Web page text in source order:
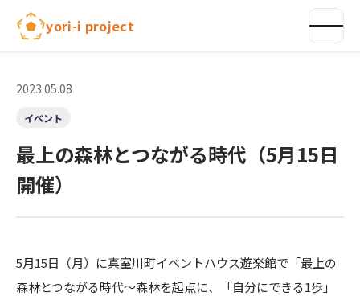
yori-i project
2023.05.08
イベント
最上の森林とつながる時代（5月15日
開催）
5月15日（月）に真室川町イベントハウス遊楽館で「最上の
森林とつながる時代～森林を起点に、「自分にできる1歩」